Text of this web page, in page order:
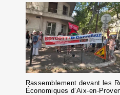
DE
GUERRE
DANS
LES
MILIEUX
OU
Rassemblement devant les
Économiques d’Aix-en-